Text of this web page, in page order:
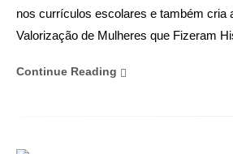
nos currículos escolares e também cria
Valorização de Mulheres que Fizeram
Continue Reading